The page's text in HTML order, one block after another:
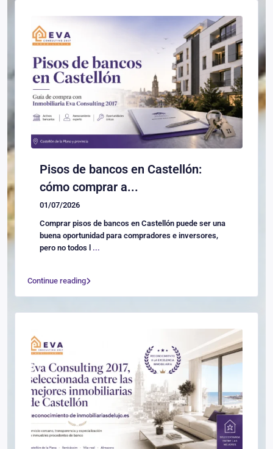
Pisos de bancos en Castellón:
cómo comprar a...
01/07/2026
Comprar pisos de bancos en Castellón puede ser una
buena oportunidad para compradores e inversores,
pero no todos l ...
Continue reading